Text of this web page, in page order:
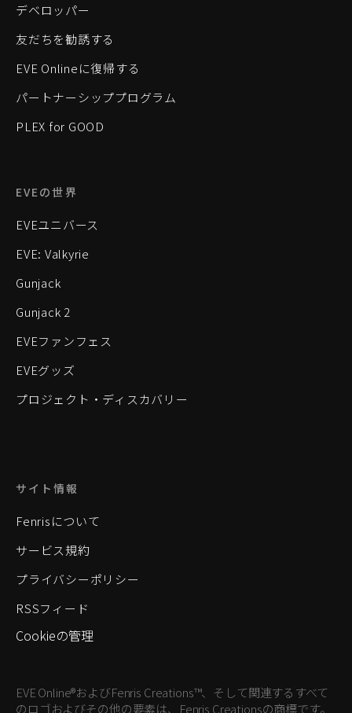
デベロッパー
友だちを勧誘する
EVE Onlineに復帰する
パートナーシッププログラム
PLEX for GOOD
EVEの世界
EVEユニバース
EVE: Valkyrie
Gunjack
Gunjack 2
EVEファンフェス
EVEグッズ
プロジェクト・ディスカバリー
サイト情報
Fenrisについて
サービス規約
プライバシーポリシー
RSSフィード
Cookieの管理
EVE Online®およびFenris Creations™、そして関連するすべて
のロゴおよびその他の要素は、Fenris Creationsの商標です。